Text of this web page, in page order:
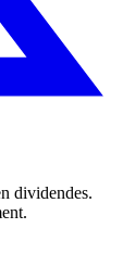
dividendes.